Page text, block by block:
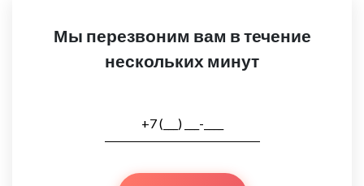
Мы перезвоним вам в течение
нескольких минут